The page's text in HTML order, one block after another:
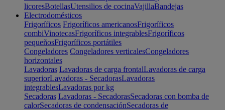
licoresBotellasUtensilios de cocinaVajillaBandejas
Electrodomésticos
Frigoríficos Frigoríficos americanosFrigoríficos
combiVinotecasFrigoríficos integrablesFrigoríficos
pequeñosFrigoríficos portátiles
Congeladores Congeladores verticalesCongeladores
horizontales
Lavadoras Lavadoras de carga frontalLavadoras de carga
superiorLavadoras - SecadorasLavadoras
integrablesLavadoras por kg
Secadoras Lavadoras - SecadorasSecadoras con bomba de
calorSecadoras de condensaciónSecadoras de